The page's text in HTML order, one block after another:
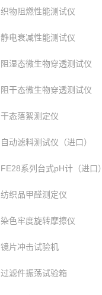
织物阻燃性能测试仪
静电衰减性能测试仪
阻湿态微生物穿透测试仪
阻干态微生物穿透测试仪
干态落絮测定仪
自动滤料测试仪（进口）
FE28系列台式pH计（进口）
纺织品甲醛测定仪
染色牢度旋转摩擦仪
镜片冲击试验机
过滤件振荡试验箱